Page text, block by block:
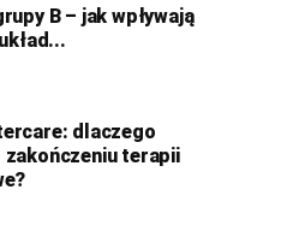
B – jak wpływają
dlaczego
terapii